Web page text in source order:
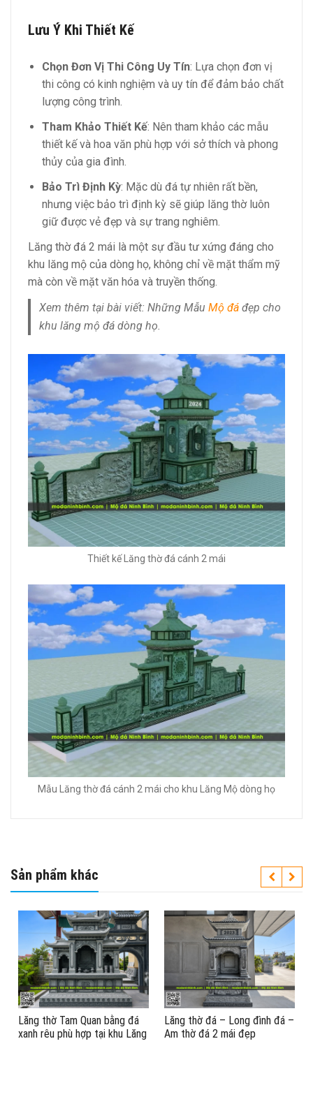
Lưu Ý Khi Thiết Kế
Chọn Đơn Vị Thi Công Uy Tín: Lựa chọn đơn vị
thi công có kinh nghiệm và uy tín để đảm bảo chất
lượng công trình.
Tham Khảo Thiết Kế: Nên tham khảo các mẫu
thiết kế và hoa văn phù hợp với sở thích và phong
thủy của gia đình.
Bảo Trì Định Kỳ: Mặc dù đá tự nhiên rất bền,
nhưng việc bảo trì định kỳ sẽ giúp lăng thờ luôn
giữ được vẻ đẹp và sự trang nghiêm.
Lăng thờ đá 2 mái là một sự đầu tư xứng đáng cho
khu lăng mộ của dòng họ, không chỉ về mặt thẩm mỹ
mà còn về mặt văn hóa và truyền thống.
Xem thêm tại bài viết: Những MẫuMộ đá đẹp cho
khu lăng mộ đá dòng họ.
Thiết kế Lăng thờ đá cánh 2 mái
Mẫu Lăng thờ đá cánh 2 mái cho khu Lăng Mộ dòng họ
Sản phẩm khác
Lăng thờ Tam Quan bằng đá
xanh rêu phù hợp tại khu Lăng
Lăng thờ đá – Long đình đá –
Am thờ đá 2 mái đẹp